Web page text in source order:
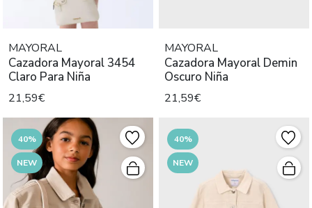
MAYORAL
Cazadora Mayoral 3454
Claro Para Niña
21,59€
MAYORAL
Cazadora Mayoral Demin
Oscuro Niña
21,59€
40%
NEW
40%
NEW